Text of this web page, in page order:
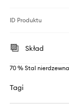
ID Produktu
Skład
70 % Stal
Tagi